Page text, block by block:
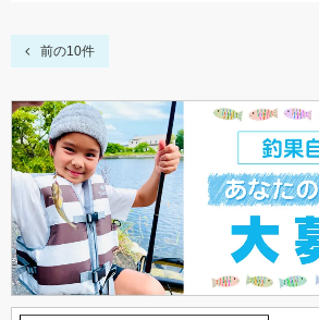
前の10件